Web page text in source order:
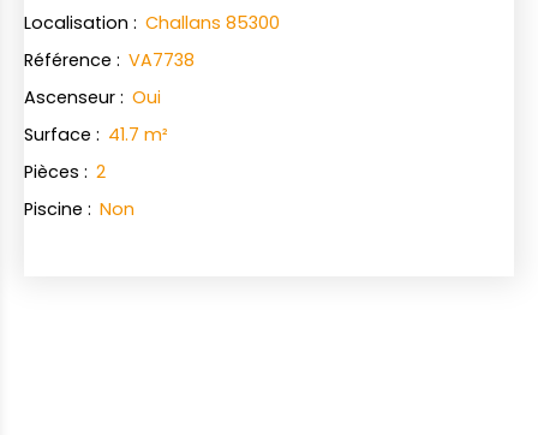
Localisation : Challans 85300
Référence : VA7738
Ascenseur : Oui
Surface : 41.7 m²
Pièces : 2
Piscine : Non